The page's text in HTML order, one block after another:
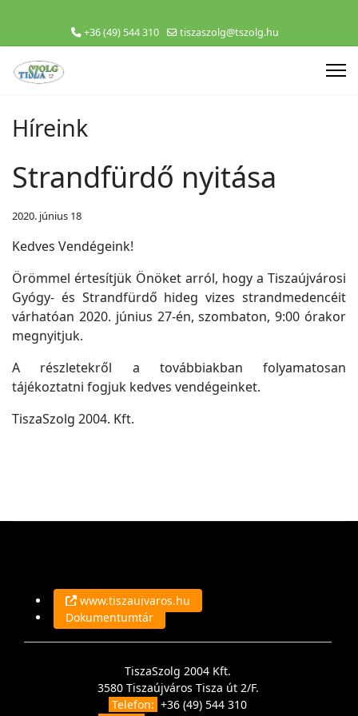
+36 (49) 544 310 tiszaszolg@tszolg.hu
Híreink
Strandfürdő nyitása
2020. június 18
Kedves Vendégeink!
Örömmel értesítjük Önöket arról, hogy a Tiszaújvárosi
Gyógy- és Strandfürdő hideg vizes strandmedencéit
várhatóan 2020. június 27-én, szombaton, 9:00 órakor
megnyitjuk.
A részletekről a továbbiakban folyamatosan
tájékoztatni fogjuk kedves vendégeinket.
TiszaSzolg 2004. Kft.
www.tiszaujvaros.hu
Dokumentumtár
TiszaSzolg 2004 Kft.
3580 Tiszaújváros Tisza út 2/F.
Telefon: +36 (49) 544 310